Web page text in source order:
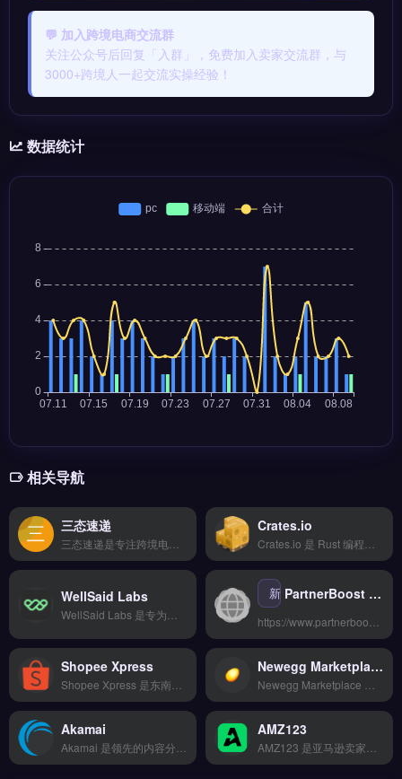
💬 加入跨境电商交流群
关注公众号后回复「入群」，免费加入卖家交流群，与
3000+跨境人一起交流实操经验！
数据统计
相关导航
三态速递 Crates.io
WellSaid Labs 新 PartnerBoost — 出海品牌AI联盟营销与全渠道合作伙伴管理平台
Shopee Xpress Newegg Marketplace
Akamai AMZ123